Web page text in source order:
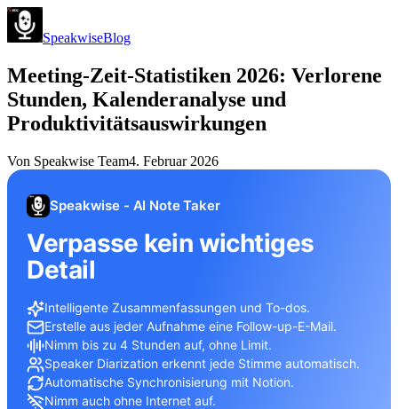
SpeakwiseBlog
Meeting-Zeit-Statistiken 2026: Verlorene
Stunden, Kalenderanalyse und
Produktivitätsauswirkungen
Von Speakwise Team4. Februar 2026
Speakwise - AI Note Taker
Verpasse kein wichtiges
Detail
Intelligente Zusammenfassungen und To-dos.
Erstelle aus jeder Aufnahme eine Follow-up-E-Mail.
Nimm bis zu 4 Stunden auf, ohne Limit.
Speaker Diarization erkennt jede Stimme automatisch.
Automatische Synchronisierung mit Notion.
Nimm auch ohne Internet auf.